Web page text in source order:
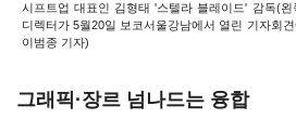
시프트업 대표인 김형태 '스텔라 블레이드' 감독(
디렉터가 5월20일 보코서울강남에서 열린 기자회
이범종 기자)
그래픽·장르 넘나드는 융합